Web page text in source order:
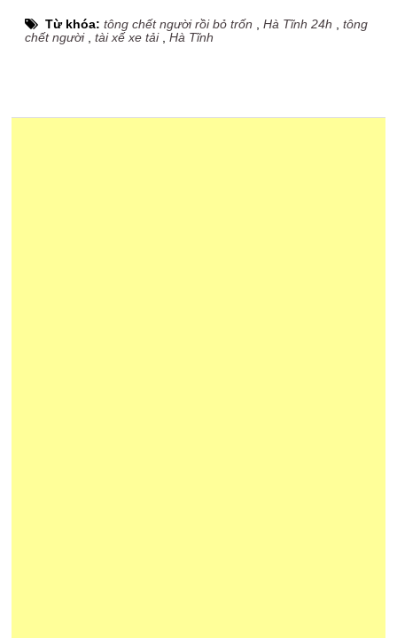
Từ khóa:tông chết người rồi bỏ trốn ,Hà Tĩnh 24h ,tông
chết người,tài xế xe tải,Hà Tĩnh